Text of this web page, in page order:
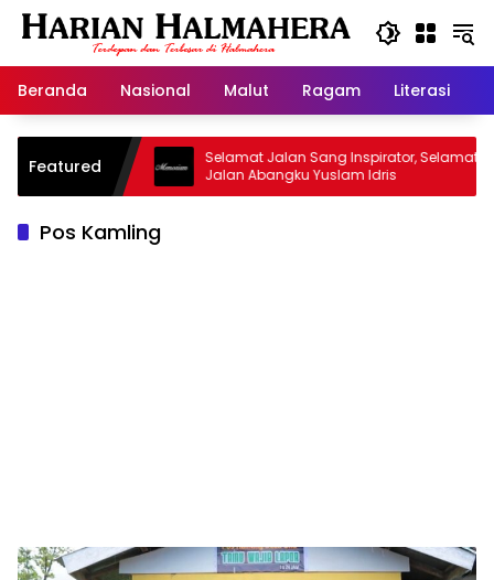
Langsung
Beranda
Nasional Malut Ragam Literasi
Featured
Warisan
Selamat Jalan Sang Inspirator, Selamat
Jalan Abangku Yuslam Idris
Pos Kamling